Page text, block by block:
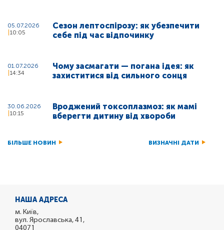
05.07.2026
10:05
Сезон лептоспірозу: як убезпечити
себе під час відпочинку
01.07.2026
14:34
Чому засмагати — погана ідея: як
захиститися від сильного сонця
30.06.2026
10:15
Вроджений токсоплазмоз: як мамі
вберегти дитину від хвороби
БІЛЬШЕ НОВИН ВИЗНАЧНІ ДАТИ
НАША АДРЕСА
м. Київ,
вул. Ярославська, 41,
04071